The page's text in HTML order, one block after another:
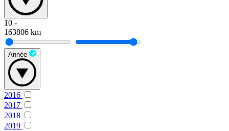
10 -
163806 km
Année
2016
2017
2018
2019